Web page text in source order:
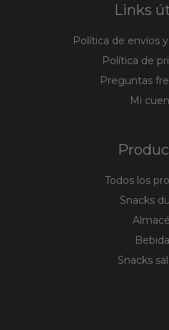
Links
Política de envíos
Política de
Preguntas
Mi
Todos los
Snacks
Snacks